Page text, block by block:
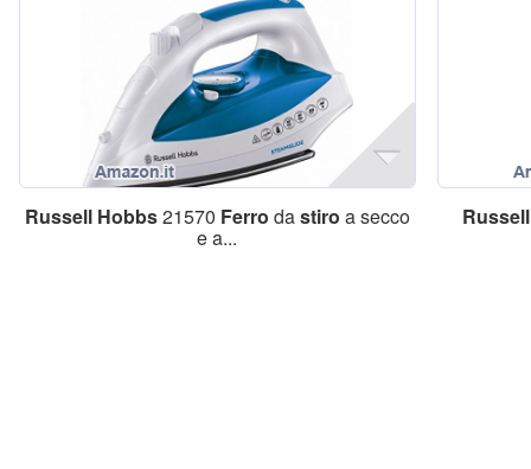
Russell Hobbs21570 Ferro dastiro a secco
e a...
Russell